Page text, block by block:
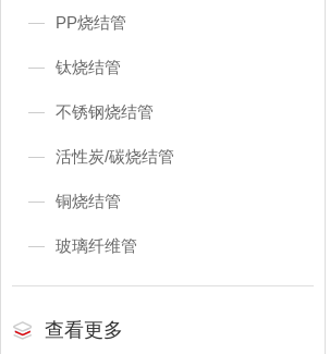
PP烧结管
钛烧结管
不锈钢烧结管
活性炭/碳烧结管
铜烧结管
玻璃纤维管
查看更多